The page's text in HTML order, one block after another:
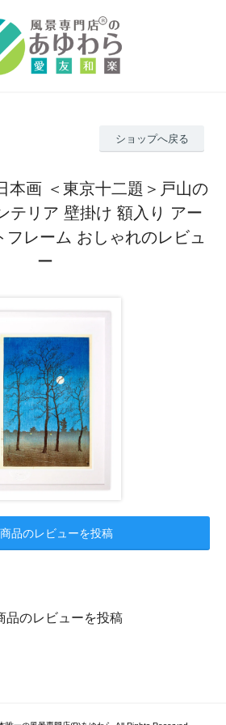
ショップへ戻る
本画 ＜東京十二題＞戸山の
テリア 壁掛け 額入り アー
フレーム おしゃれのレビュ
ー
品のレビューを投稿
品のレビューを投稿